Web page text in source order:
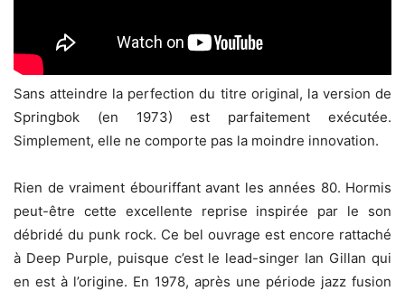
Sans atteindre la perfection du titre original, la version de
Springbok (en 1973) est parfaitement exécutée.
Simplement, elle ne comporte pas la moindre innovation.
Rien de vraiment ébouriffant avant les années 80. Hormis
peut-être cette excellente reprise inspirée par le son
débridé du punk rock. Ce bel ouvrage est encore rattaché
à Deep Purple, puisque c’est le lead-singer Ian Gillan qui
en est à l’origine. En 1978, après une période jazz fusion